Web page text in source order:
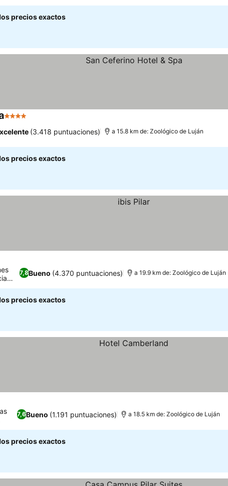
precios exactos
4 Estrellas
(3.418 puntuaciones) a 15.8 km de: Zoológico de Luján
precios exactos
7,8Bueno (4.370 puntuaciones) a 19.9 km de: Zoológico de Luján
precios exactos
7,6Bueno (1.191 puntuaciones) a 18.5 km de: Zoológico de Luján
precios exactos